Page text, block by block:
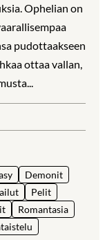
Ophelian on
pudottaakseen
ottaa vallan,
Demonit
Pelit
Romantasia